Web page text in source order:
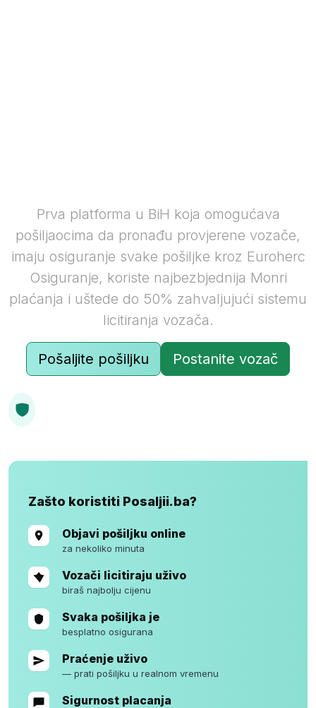
Prva platforma u BiH koja omogućava
pošiljaocima da pronađu provjerene vozače,
imaju osiguranje svake pošiljke kroz Euroherc
Osiguranje, koriste najbezbjednija Monri
plaćanja i uštede do 50% zahvaljujući sistemu
licitiranja vozača.
Pošaljite pošiljku Postanite vozač
Zašto koristiti Posaljii.ba?
Objavi pošiljku online
za nekoliko minuta
Vozači licitiraju uživo
biraš najbolju cijenu
Svaka pošiljka je
besplatno osigurana
Praćenje uživo
— prati pošiljku u realnom vremenu
Sigurnost placanja